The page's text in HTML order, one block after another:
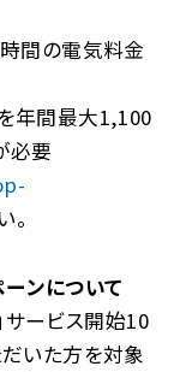
間の電気料金
年間最大1,100
必要
。
ンについて
サービス開始10
いた方を対象